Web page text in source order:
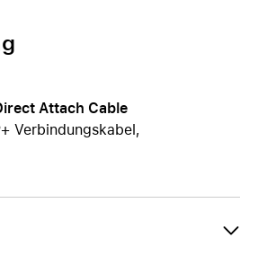
Attach Cable
Verbindungskabel,